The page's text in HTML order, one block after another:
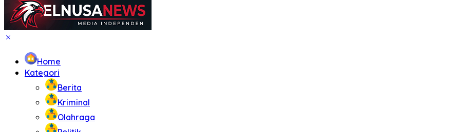
Home
Kategori
Berita
Kriminal
Olahraga